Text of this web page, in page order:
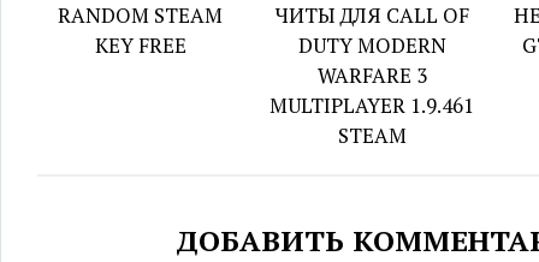
RANDOM STEAM
KEY FREE
ЧИТЫ ДЛЯ CALL OF
DUTY MODERN
WARFARE 3
MULTIPLAYER 1.9.461
STEAM
ДОБАВИТЬ